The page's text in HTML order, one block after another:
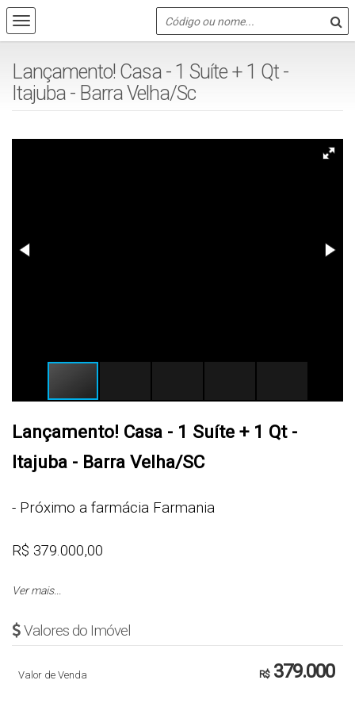
Lançamento! Casa - 1 Suíte + 1 Qt -
Itajuba - Barra Velha/Sc
Lançamento! Casa - 1 Suíte + 1 Qt -
Itajuba - Barra Velha/SC
- Próximo a farmácia Farmania
R$ 379.000,00
Cód.: 5770
Sugestão 1: R$ 52.000,00 entrada + R$ 23.800,00
FGTS e após pronto, parcelas de R$ 2.180,00
Ver mais...
Valores do Imóvel
R$379.000
Valor de Venda